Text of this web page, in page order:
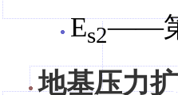
Es2——第
地基压力